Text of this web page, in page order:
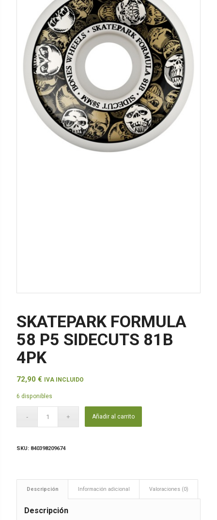
SKATEPARK FORMULA
58 P5 SIDECUTS 81B
4PK
72,90 € IVA INCLUIDO
6 disponibles
Añadir al carrito
SKU: 840398209674
Descripción Información adicional Valoraciones (0)
Descripción